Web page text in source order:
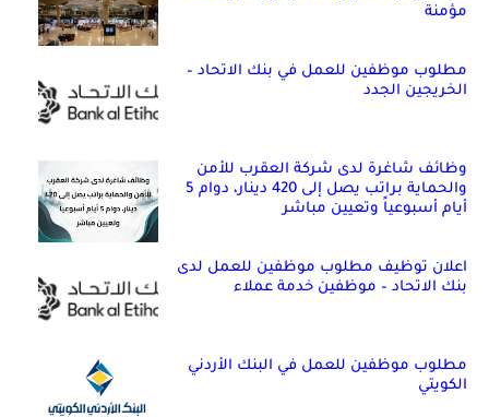
مؤمنة
مطلوب موظفين للعمل في بنك الاتحاد –
الخريجين الجدد
وظائف شاغرة لدى شركة العقرب للأمن
والحماية براتب يصل إلى 420 دينار، دوام 5
أيام أسبوعياً وتعيين مباشر
اعلان توظيف مطلوب موظفين للعمل لدى
بنك الاتحاد – موظفين خدمة عملاء
مطلوب موظفين للعمل في البنك الأردني
الكويتي